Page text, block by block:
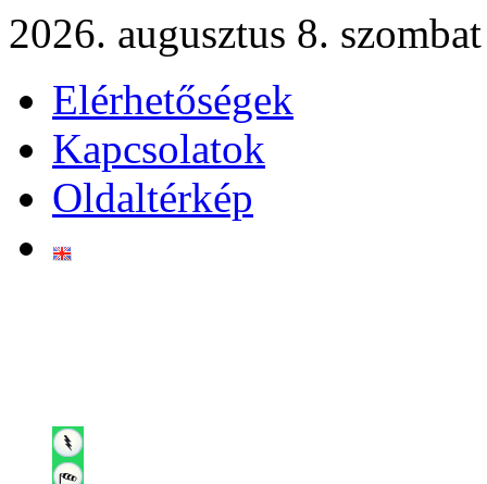
2026. augusztus 8. szombat
Elérhetőségek
Kapcsolatok
Oldaltérkép